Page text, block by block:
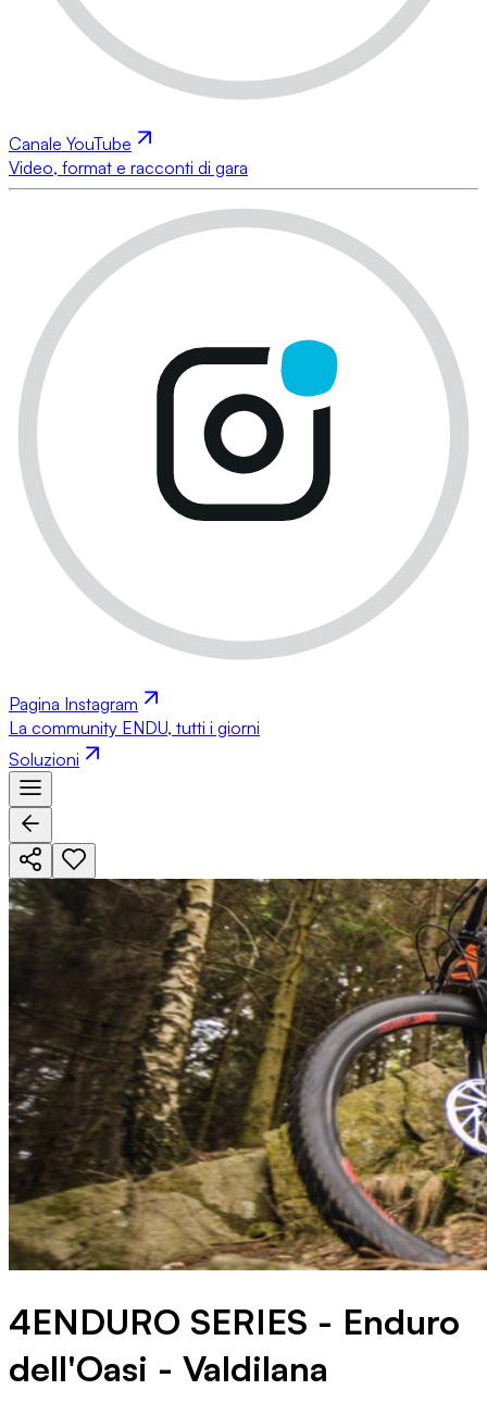
Canale YouTube
Video, format e racconti di gara
Pagina Instagram
La community ENDU, tutti i giorni
Soluzioni
4ENDURO SERIES - Enduro
dell'Oasi - Valdilana